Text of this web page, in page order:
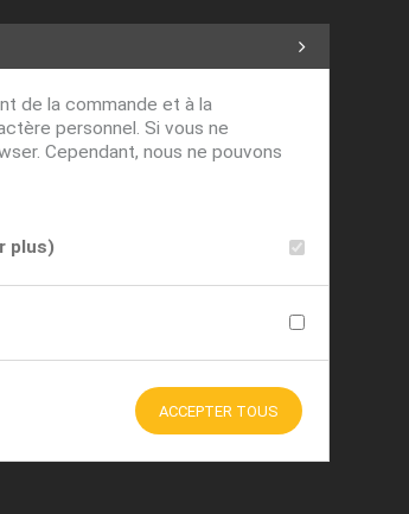
de la commande et à la
personnel. Si vous ne
Cependant, nous ne pouvons
plus)
ACCEPTER TOUS